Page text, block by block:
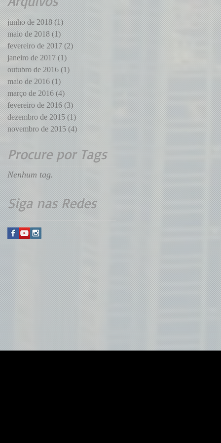
impeachment de
junho de 2018 (1)
maio de 2018 (1)
fevereiro de 2017 (2) 2 posts
janeiro de 2017 (1)
outubro de 2016 (1) 1 post
maio de 2016 (1)
março de 2016 (4) 4 posts
fevereiro de 2016 (3)
dezembro de 2015 (1)
novembro de 2015 (4) 4 posts
Procure por Tags
Nenhum tag.
Siga nas Redes